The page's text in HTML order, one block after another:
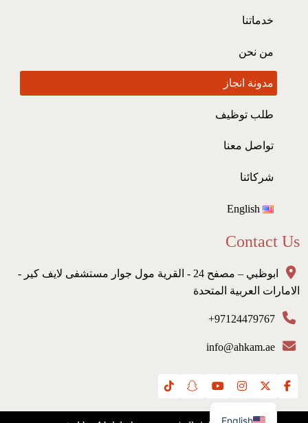
خدماتنا
من نحن
مدونة انجاز
طلب توظيف
تواصل معنا
شركائنا
English
Contact Us
ابوظبي – مصفح 24 - القرية مول جوار مستشفى لايف كير -
الامارات العربية المتحدة
97124479767+
info@ahkam.ae
English